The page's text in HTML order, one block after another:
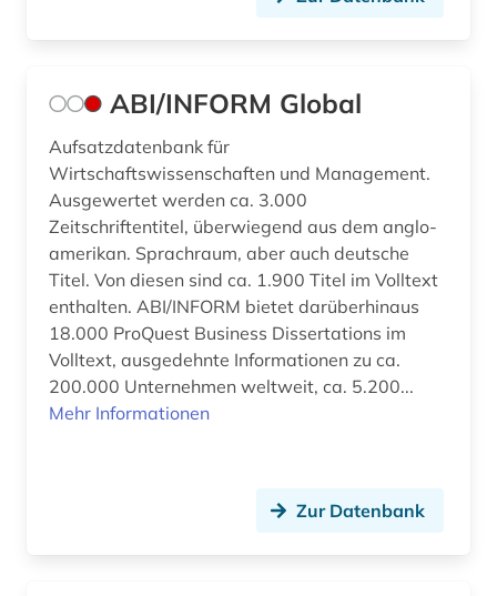
ABI/INFORM Global
Aufsatzdatenbank für
Wirtschaftswissenschaften und Management.
Ausgewertet werden ca. 3.000
Zeitschriftentitel, überwiegend aus dem anglo-
amerikan. Sprachraum, aber auch deutsche
Titel. Von diesen sind ca. 1.900 Titel im Volltext
enthalten. ABI/INFORM bietet darüberhinaus
18.000 ProQuest Business Dissertations im
Volltext, ausgedehnte Informationen zu ca.
200.000 Unternehmen weltweit, ca. 5.200...
Mehr Informationen
Zur Datenbank